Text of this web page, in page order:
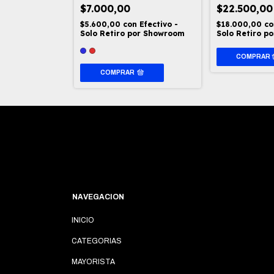
$7.000,00
$5.600,00 con Efectivo -
Solo Retiro por Showroom
COMPRAR
$22.500,00
$18.000,00
Solo Retiro
NAVEGACION
INICIO
CATEGORIAS
MAYORISTA